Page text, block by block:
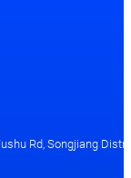
Rd, Songjiang